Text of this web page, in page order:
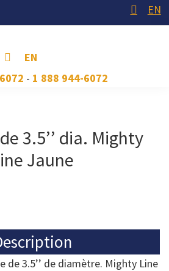
EN
EN
- 1 888 944-6072
3.5’’ dia. Mighty
Jaune
de 3.5’’ de diamètre. Mighty Line